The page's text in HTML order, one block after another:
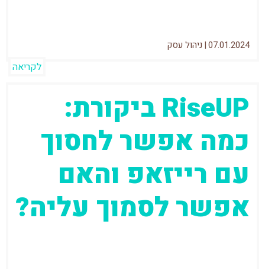
07.01.2024
| ניהול עסק
לקריאה
RiseUP ביקורת:
כמה אפשר לחסוך
עם רייזאפ והאם
אפשר לסמוך עליה?